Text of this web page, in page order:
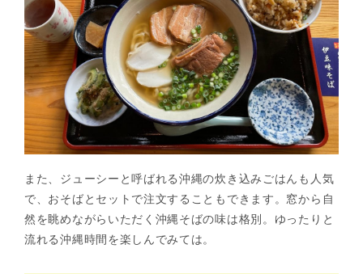
また、ジューシーと呼ばれる沖縄の炊き込みごはんも人気
で、おそばとセットで注文することもできます。窓から自
然を眺めながらいただく沖縄そばの味は格別。ゆったりと
流れる沖縄時間を楽しんでみては。